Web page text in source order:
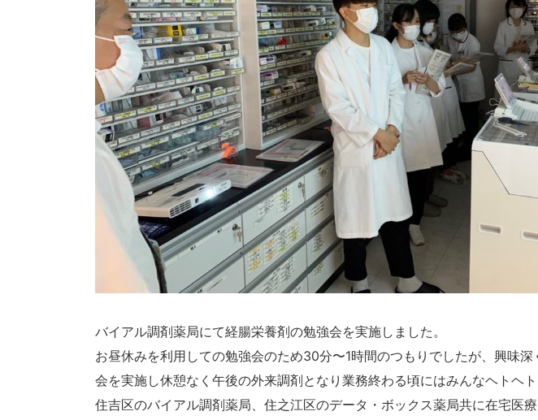
バイアル調剤薬局にて経腸栄養剤の勉強会を実施しました。
お昼休みを利用しての勉強会のため30分〜1時間のつもりでしたが、興味
会を実施し休憩なく午後の外来調剤となり業務終わる頃にはみんなヘトヘト
住吉区のバイアル調剤薬局、住之江区のデータ・ボックス薬局共に在宅医